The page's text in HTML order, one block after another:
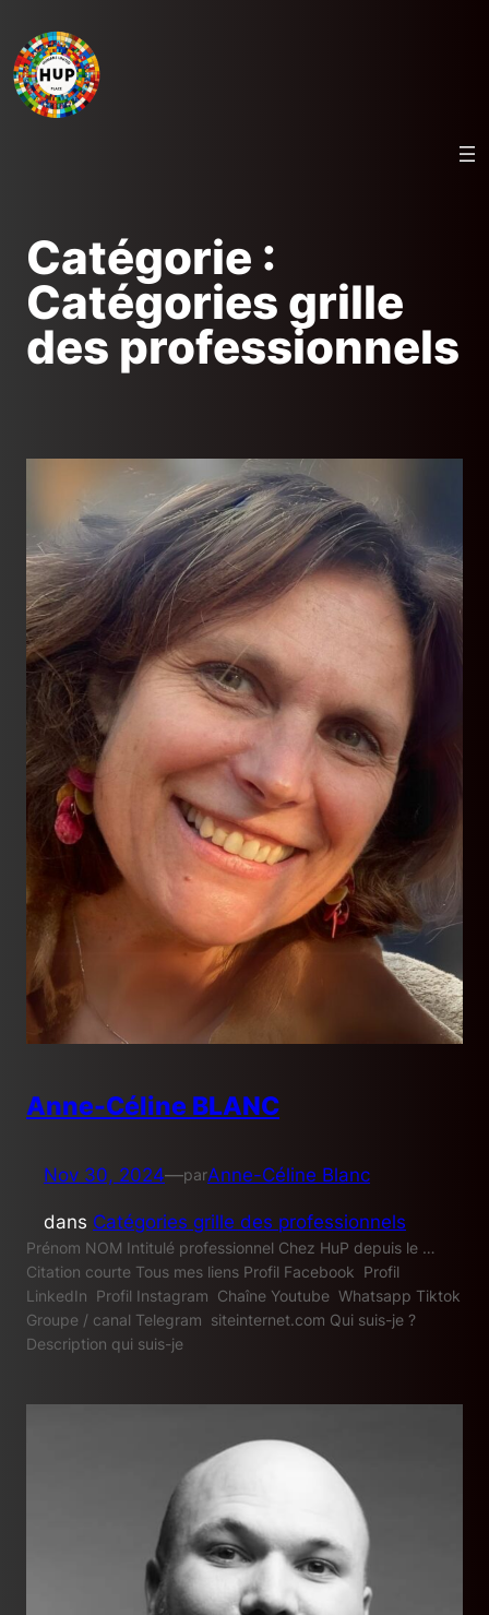
au
contenu
Catégorie :
Catégories grille
des professionnels
Anne-Céline BLANC
Nov 30, 2024—parAnne-Céline Blanc
dans Catégories grille des professionnels
Prénom NOM Intitulé professionnel Chez HuP depuis le …
Citation courte Tous mes liens Profil Facebook Profil
LinkedIn Profil Instagram Chaîne Youtube Whatsapp Tiktok
Groupe / canal Telegram siteinternet.com Qui suis-je ?
Description qui suis-je